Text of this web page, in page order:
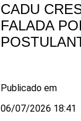
CADU
FALADA
Publicado em
06/07/2026 18:41